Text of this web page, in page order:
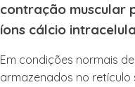
contração muscular
íons cálcio
Em condições normais
armazenados no